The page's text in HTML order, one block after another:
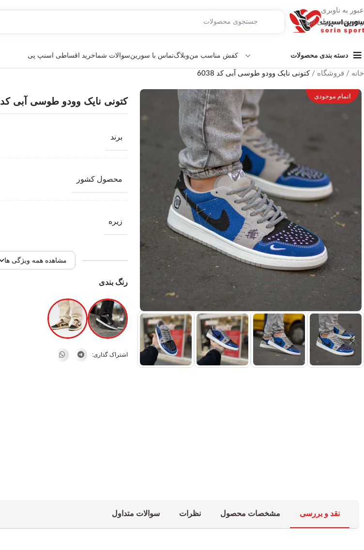
عبور به ناوبری
رفتن به محتوای اصلی
دسته بندی محصولات کفش مناسب منوبلاگتماس با سورینسوالات شماخرید اقساطی اسنپ پی
خانه / فروشگاه / کتونی نایک وودو طوسی آبی کد 6038
اتمام موجودی کتونی نایک وودو طوسی آبی کد 6038
برند
محصول کشور
زیره
مشاهده همه ویژگی ها
رنگ بندی
اشتراک گذاری:
نقد و بررسی مشخصات محصول نظرات سوالات متداول